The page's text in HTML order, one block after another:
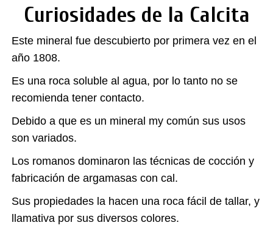
Curiosidades de la Calcita
Este mineral fue descubierto por primera vez en el
año 1808.
Es una roca soluble al agua, por lo tanto no se
recomienda tener contacto.
Debido a que es un mineral my común sus usos
son variados.
Los romanos dominaron las técnicas de cocción y
fabricación de argamasas con cal.
Sus propiedades la hacen una roca fácil de tallar, y
llamativa por sus diversos colores.